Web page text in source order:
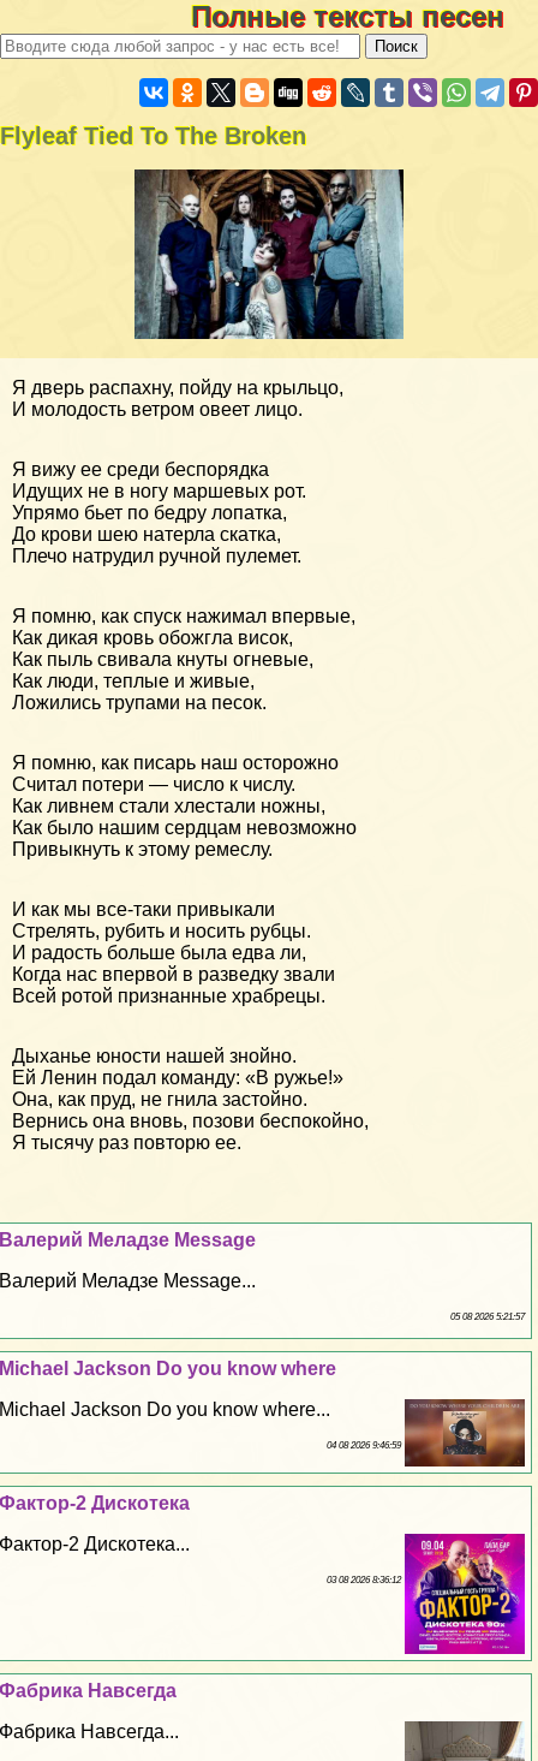
Полные тексты песен
Flyleaf Tied To The Broken
Я дверь распахну, пойду на крыльцо,
И молодость ветром овеет лицо.
Я вижу ее среди беспорядка
Идущих не в ногу маршевых рот.
Упрямо бьет по бедру лопатка,
До крови шею натерла скатка,
Плечо натрудил ручной пулемет.
Я помню, как спуск нажимал впервые,
Как дикая кровь обожгла висок,
Как пыль свивала кнуты огневые,
Как люди, теплые и живые,
Ложились трупами на песок.
Я помню, как писарь наш осторожно
Считал потери — число к числу.
Как ливнем стали хлестали ножны,
Как было нашим сердцам невозможно
Привыкнуть к этому ремеслу.
И как мы все-таки привыкали
Стрелять, рубить и носить рубцы.
И радость больше была едва ли,
Когда нас впервой в разведку звали
Всей ротой признанные храбрецы.
Дыханье юности нашей знойно.
Ей Ленин подал команду: «В ружье!»
Она, как пруд, не гнила застойно.
Вернись она вновь, позови беспокойно,
Я тысячу раз повторю ее.
Валерий Меладзе Message
Валерий Меладзе Message...
05 08 2026 5:21:57
Michael Jackson Do you know where
Michael Jackson Do you know where...
04 08 2026 9:46:59
Фактор-2 Дискотека
Фактор-2 Дискотека...
03 08 2026 8:36:12
Фабрика Навсегда
Фабрика Навсегда...